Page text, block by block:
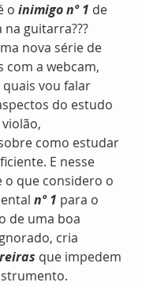
o inimigo nº 1 de
guitarra???
nova série de
com a webcam,
vou falar
do estudo
como estudar
E nesse
o que considero o
nº 1 para o
de uma boa
cria
que impedem